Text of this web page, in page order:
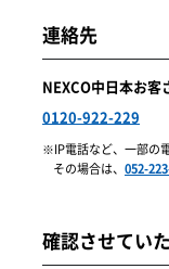
連絡先
NEXCO中日本お客
0120-922-229
IP電話など、一部の
その場合は、 052-
確認させてい